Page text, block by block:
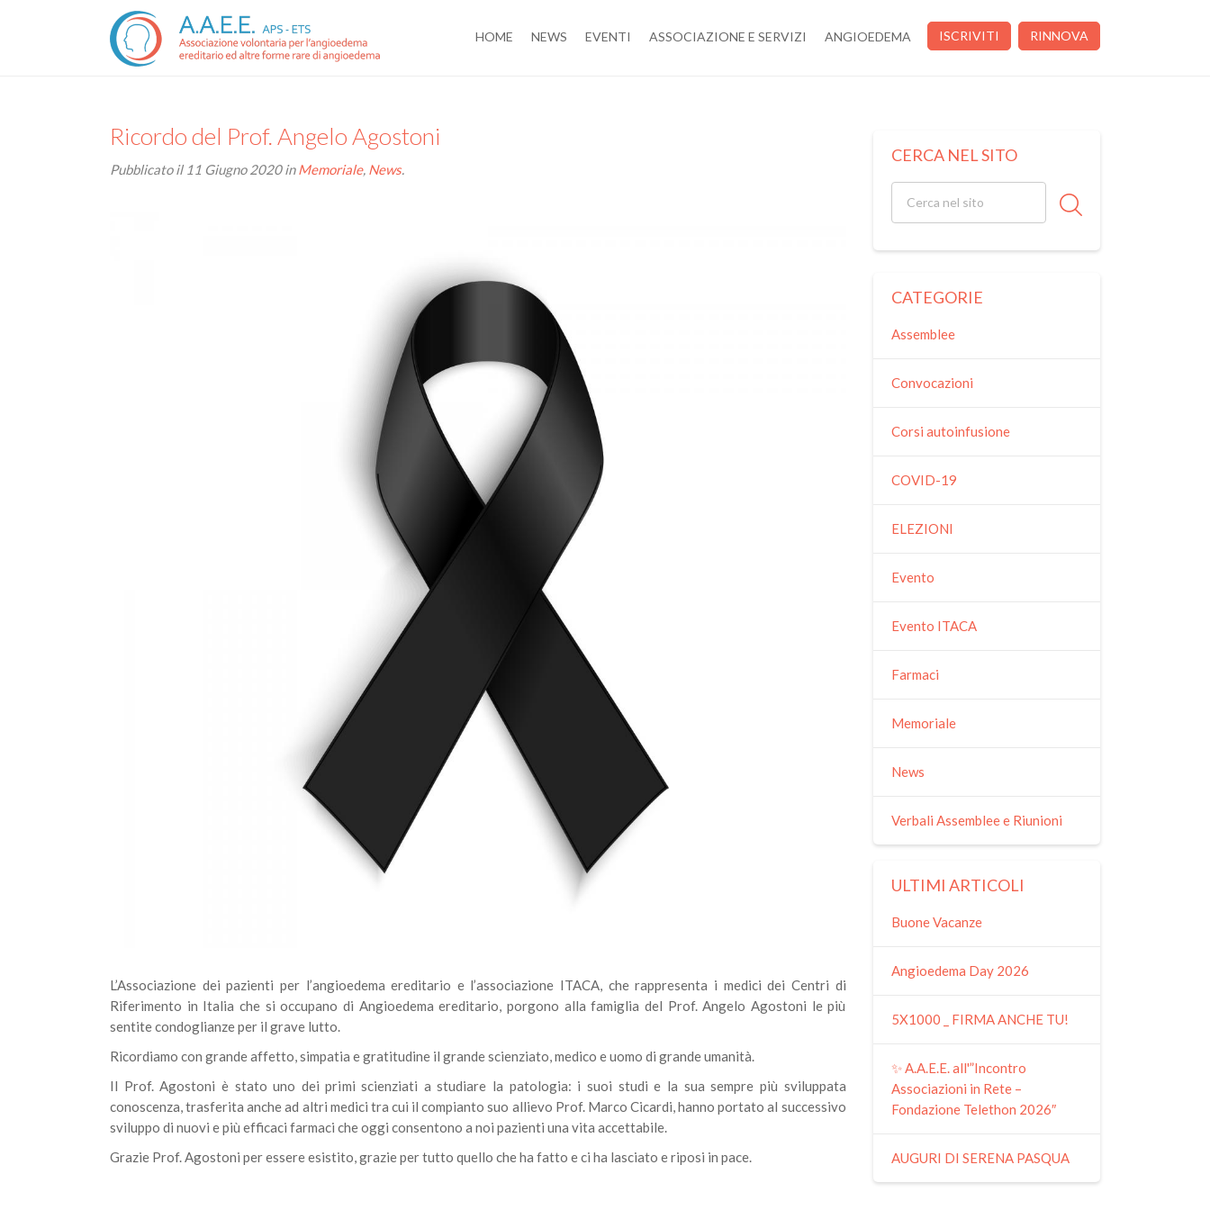
HOME NEWS EVENTI ASSOCIAZIONE E SERVIZI ANGIOEDEMA ISCRIVITI RINNOVA
Ricordo del Prof. Angelo Agostoni
Pubblicato il 11 Giugno 2020inMemoriale, News.
L’Associazione dei pazienti per l’angioedema ereditario e l’associazione ITACA, che rappresenta i medici dei Centri di
Riferimento in Italia che si occupano di Angioedema ereditario, porgono alla famiglia del Prof. Angelo Agostoni le più
sentite condoglianze per il grave lutto.
Ricordiamo con grande affetto, simpatia e gratitudine il grande scienziato, medico e uomo di grande umanità.
Il Prof. Agostoni è stato uno dei primi scienziati a studiare la patologia: i suoi studi e la sua sempre più sviluppata
conoscenza, trasferita anche ad altri medici tra cui il compianto suo allievo Prof. Marco Cicardi, hanno portato al successivo
sviluppo di nuovi e più efficaci farmaci che oggi consentono a noi pazienti una vita accettabile.
Grazie Prof. Agostoni per essere esistito, grazie per tutto quello che ha fatto e ci ha lasciato e riposi in pace.
CERCA NEL SITO
CATEGORIE
Assemblee
Convocazioni
Corsi autoinfusione
COVID-19
ELEZIONI
Evento
Evento ITACA
Farmaci
Memoriale
News
Verbali Assemblee e Riunioni
ULTIMI ARTICOLI
Buone Vacanze
Angioedema Day 2026
5X1000 _ FIRMA ANCHE TU!
✨ A.A.E.E. all'”Incontro
Associazioni in Rete –
Fondazione Telethon 2026″
AUGURI DI SERENA PASQUA